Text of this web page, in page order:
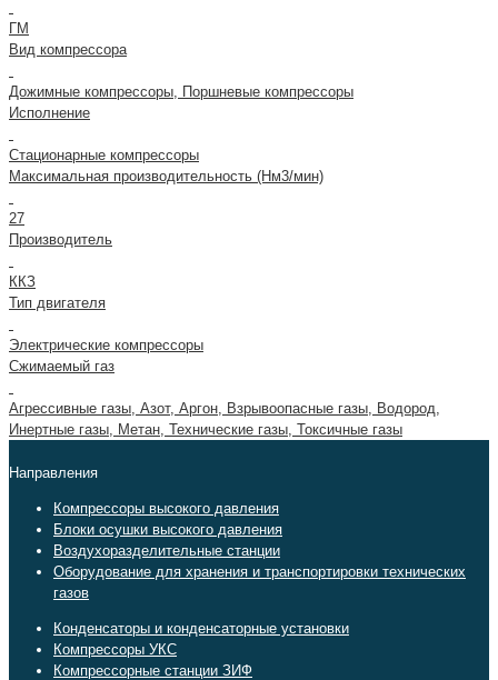
ГМ
Вид компрессора
Дожимные компрессоры, Поршневые компрессоры
Исполнение
Стационарные компрессоры
Максимальная производительность (Нм3/мин)
27
Производитель
ККЗ
Тип двигателя
Электрические компрессоры
Сжимаемый газ
Агрессивные газы, Азот, Аргон, Взрывоопасные газы, Водород,
Инертные газы, Метан, Технические газы, Токсичные газы
Направления
Компрессоры высокого давления
Блоки осушки высокого давления
Воздухоразделительные станции
Оборудование для хранения и транспортировки технических
газов
Конденсаторы и конденсаторные установки
Компрессоры УКС
Компрессорные станции ЗИФ